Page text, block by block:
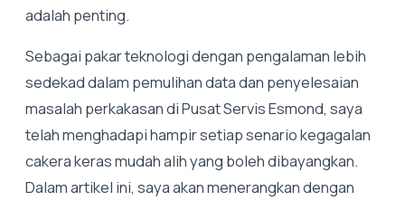
adalah penting.
Sebagai pakar teknologi dengan pengalaman lebih
sedekad dalam pemulihan data dan penyelesaian
masalah perkakasan di Pusat Servis Esmond, saya
telah menghadapi hampir setiap senario kegagalan
cakera keras mudah alih yang boleh dibayangkan.
Dalam artikel ini, saya akan menerangkan dengan